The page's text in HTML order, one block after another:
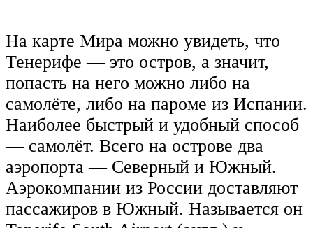
На карте Мира можно увидеть, что
Тенерифе — это остров, а значит,
попасть на него можно либо на
самолёте, либо на пароме из Испании.
Наиболее быстрый и удобный способ
— самолёт. Всего на острове два
аэропорта — Северный и Южный.
Аэрокомпании из России доставляют
пассажиров в Южный. Называется он